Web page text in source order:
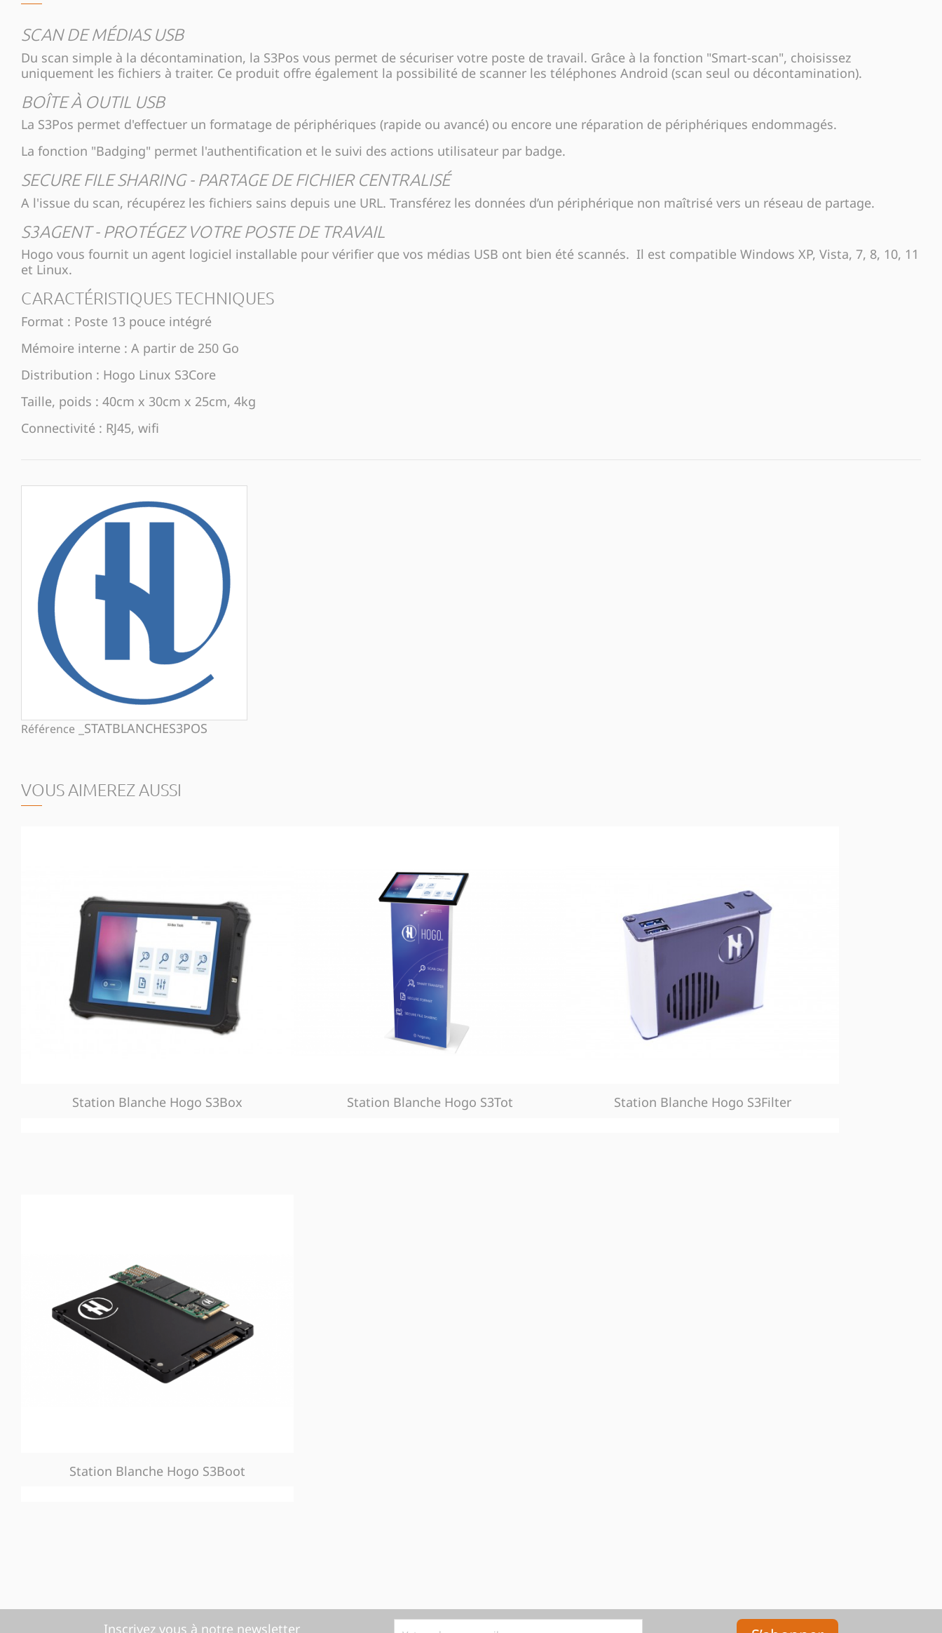
SCAN DE MÉDIAS USB
Du scan simple à la décontamination, la S3Pos vous permet de sécuriser votre poste de travail. Grâce à la fonction "Smart-scan", choisissez
uniquement les fichiers à traiter. Ce produit offre également la possibilité de scanner les téléphones Android (scan seul ou décontamination).
BOÎTE À OUTIL USB
La S3Pos permet d'effectuer un formatage de périphériques (rapide ou avancé) ou encore une réparation de périphériques endommagés.
La fonction "Badging" permet l'authentification et le suivi des actions utilisateur par badge.
SECURE FILE SHARING - PARTAGE DE FICHIER CENTRALISÉ
A l'issue du scan, récupérez les fichiers sains depuis une URL. Transférez les données d’un périphérique non maîtrisé vers un réseau de partage.
S3AGENT - PROTÉGEZ VOTRE POSTE DE TRAVAIL
Hogo vous fournit un agent logiciel installable pour vérifier que vos médias USB ont bien été scannés. Il est compatible Windows XP, Vista, 7, 8, 10, 11
et Linux.
CARACTÉRISTIQUES TECHNIQUES
Format : Poste 13 pouce intégré
Mémoire interne : A partir de 250 Go
Distribution : Hogo Linux S3Core
Taille, poids : 40cm x 30cm x 25cm, 4kg
Connectivité : RJ45, wifi
Référence _STATBLANCHES3POS
VOUS AIMEREZ AUSSI
Station Blanche Hogo S3Box Station Blanche Hogo S3Tot Station Blanche Hogo S3Filter
Station Blanche Hogo S3Boot
Inscrivez vous à notre newsletter